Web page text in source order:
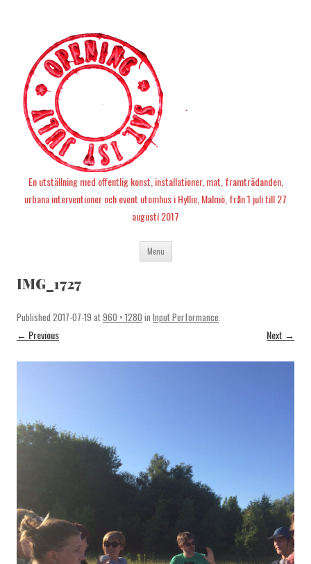
En utställning med offentlig konst, installationer, mat, framträdanden,
urbana interventioner och event utomhus i Hyllie, Malmö, från 1 juli till 27
augusti 2017
Menu Skip
content
IMG_1727
Published 2017-07-19 at960 × 1280 in Input Performance.
← Previous Next →